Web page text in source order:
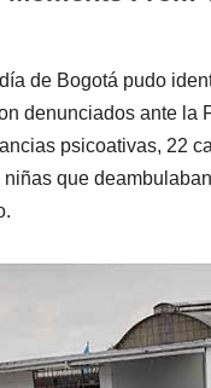
de Bogotá pudo
denunciados ante la
psicoativas, 22
que